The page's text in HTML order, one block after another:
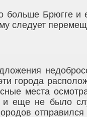
больше Брюгге
следует
города
места
и еще не было